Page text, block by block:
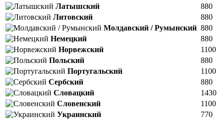
Латышский
880
Литовский
880
Молдавский / Румынский 880
Немецкий
880
Норвежский
1100
Польский
880
Португальский
1100
Сербский
880
Словацкий
1430
Словенский
1100
Украинский
770